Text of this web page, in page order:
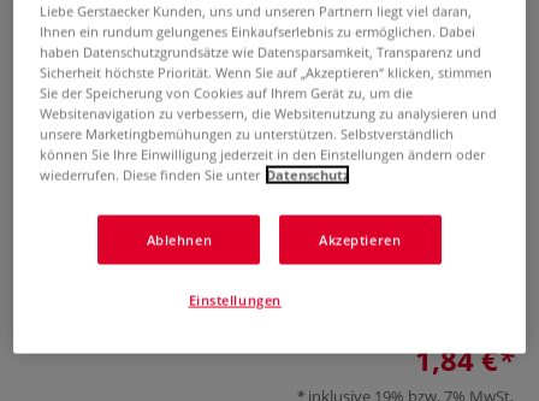
KREUL Klebe Marker
0 Bewertungen
Mit dem KREUL Klebe Marker lassen sich Papier-Projekte
Marker für schnellen, sauberen und präzisen Kleberauftrag.
1,84 €
inklusive 19% bzw. 7% MwSt,
Liebe Gerstaecker Kunden, uns und unseren Partnern liegt viel daran,
Ihnen ein rundum gelungenes Einkaufserlebnis zu ermöglichen. Dabei
haben Datenschutzgrundsätze wie Datensparsamkeit, Transparenz und
Sicherheit höchste Priorität. Wenn Sie auf „Akzeptieren“ klicken, stimmen
Sie der Speicherung von Cookies auf Ihrem Gerät zu, um die
Websitenavigation zu verbessern, die Websitenutzung zu analysieren und
unsere Marketingbemühungen zu unterstützen. Selbstverständlich
können Sie Ihre Einwilligung jederzeit in den Einstellungen ändern oder
wiederrufen. Diese finden Sie unter Datenschutz
Ablehnen Akzeptieren
Einstellungen